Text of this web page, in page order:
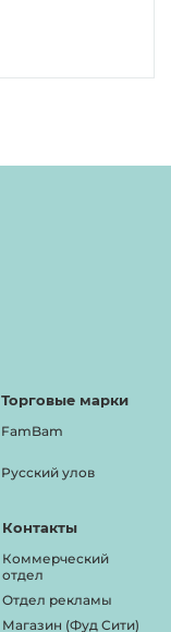
Торговые марки
FamBam
Русский улов
Контакты
Коммерческий
отдел
Отдел рекламы
Магазин (Фуд Сити)